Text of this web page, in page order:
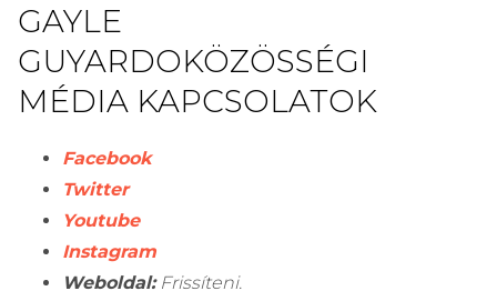
GAYLE
GUYARDOKÖZÖSSÉGI
MÉDIA KAPCSOLATOK
Facebook
Twitter
Youtube
Instagram
Weboldal:Frissíteni.